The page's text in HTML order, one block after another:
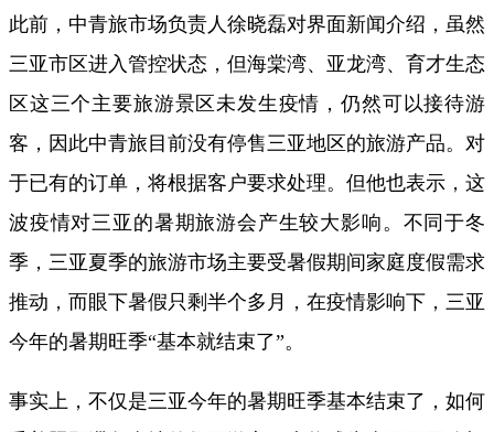
此前，中青旅市场负责人徐晓磊对界面新闻介绍，虽然
三亚市区进入管控状态，但海棠湾、亚龙湾、育才生态
区这三个主要旅游景区未发生疫情，仍然可以接待游
客，因此中青旅目前没有停售三亚地区的旅游产品。对
于已有的订单，将根据客户要求处理。但他也表示，这
波疫情对三亚的暑期旅游会产生较大影响。不同于冬
季，三亚夏季的旅游市场主要受暑假期间家庭度假需求
推动，而眼下暑假只剩半个多月，在疫情影响下，三亚
今年的暑期旺季“基本就结束了”。
事实上，不仅是三亚今年的暑期旺季基本结束了，如何